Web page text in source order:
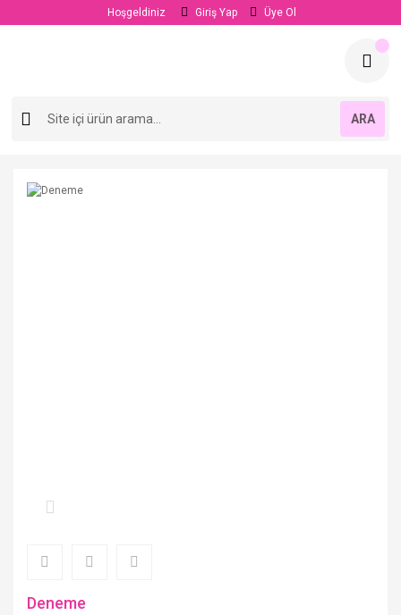
Hoşgeldiniz Giriş Yap Üye Ol
ARA
Deneme